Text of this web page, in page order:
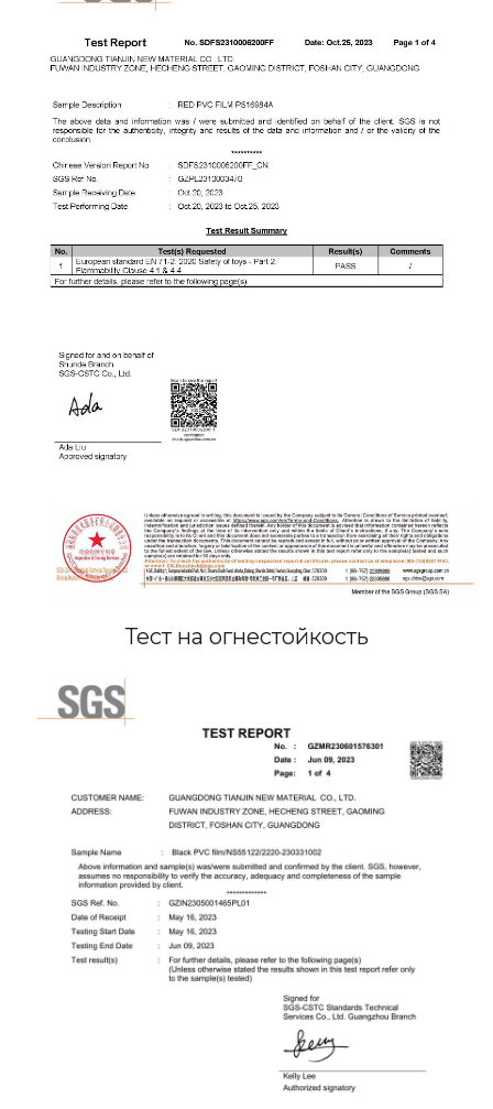
Тест на огнестойкость